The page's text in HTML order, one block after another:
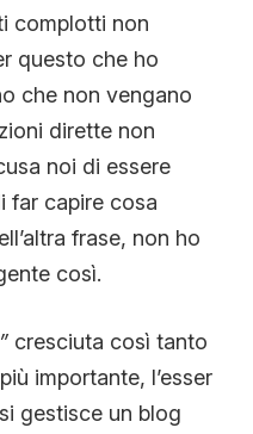
complotti non
questo che ho
che non vengano
dirette non
noi di essere
far capire cosa
frase, non ho
così.
cresciuta così tanto
importante, l’esser
gestisce un blog